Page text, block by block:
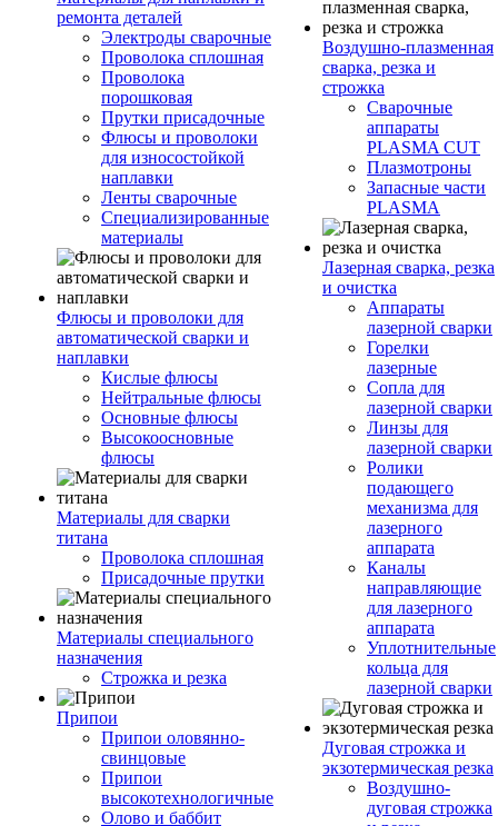
ремонта деталей
Электроды сварочные
Проволока сплошная
Проволока
порошковая
Прутки присадочные
Флюсы и проволоки
для износостойкой
наплавки
Ленты сварочные
Специализированные
материалы
Флюсы и проволоки для
автоматической сварки и
наплавки
Кислые флюсы
Нейтральные флюсы
Основные флюсы
Высокоосновные
флюсы
Материалы для сварки
титана
Проволока сплошная
Присадочные прутки
Материалы специального
назначения
Строжка и резка
Припои
Припои оловянно-
свинцовые
Припои
высокотехнологичные
Олово и баббит
Воздушно-плазменная
сварка, резка и
строжка
Сварочные
аппараты
PLASMA CUT
Плазмотроны
Запасные части
PLASMA
Лазерная сварка, резка
и очистка
Аппараты
лазерной сварки
Горелки
лазерные
Сопла для
лазерной сварки
Линзы для
лазерной сварки
Ролики
подающего
механизма для
лазерного
аппарата
Каналы
направляющие
для лазерного
аппарата
Уплотнительные
кольца для
лазерной сварки
Дуговая строжка и
экзотермическая резка
Воздушно-
дуговая строжка